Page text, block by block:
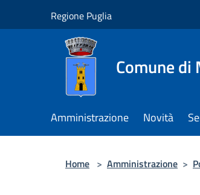
Regione Puglia
Comune
Amministrazione Novità
Home > Amministrazione >